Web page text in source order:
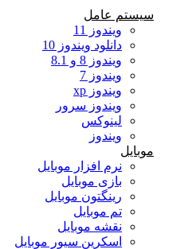
سیستم عامل
ویندوز 11
دانلود ویندوز 10
ویندوز 8 و 8.1
ویندوز 7
ویندوز xp
ویندوز سرور
لینوکس
ویندوز
موبایل
نرم افزار موبایل
بازی موبایل
رینگتون موبایل
تم موبایل
نقشه موبایل
اسکرین سیور موبایل